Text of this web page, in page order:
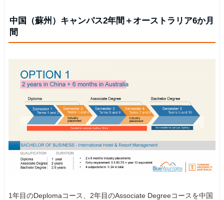
中国（蘇州）キャンパス2年間＋オーストラリア6か月
間
1年目のDeplomaコース、2年目のAssociate Degreeコースを中国